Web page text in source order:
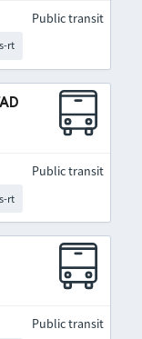
rt
Public transit
rt
Public transit
Public transit